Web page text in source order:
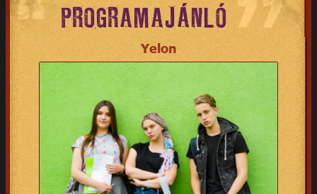
PROGRAMAJÁNLÓ
Yelon